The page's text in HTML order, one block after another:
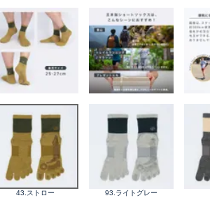
43.ストロー 93.ライトグレー